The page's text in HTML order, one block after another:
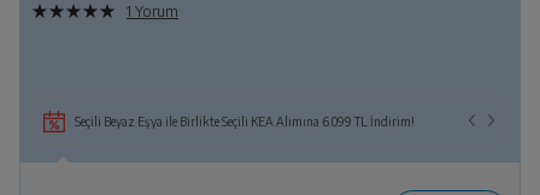
1 Yorum
Seçili Beyaz Eşya ile Birlikte Seçili KEA Alımına 6.099 TL İndirim!